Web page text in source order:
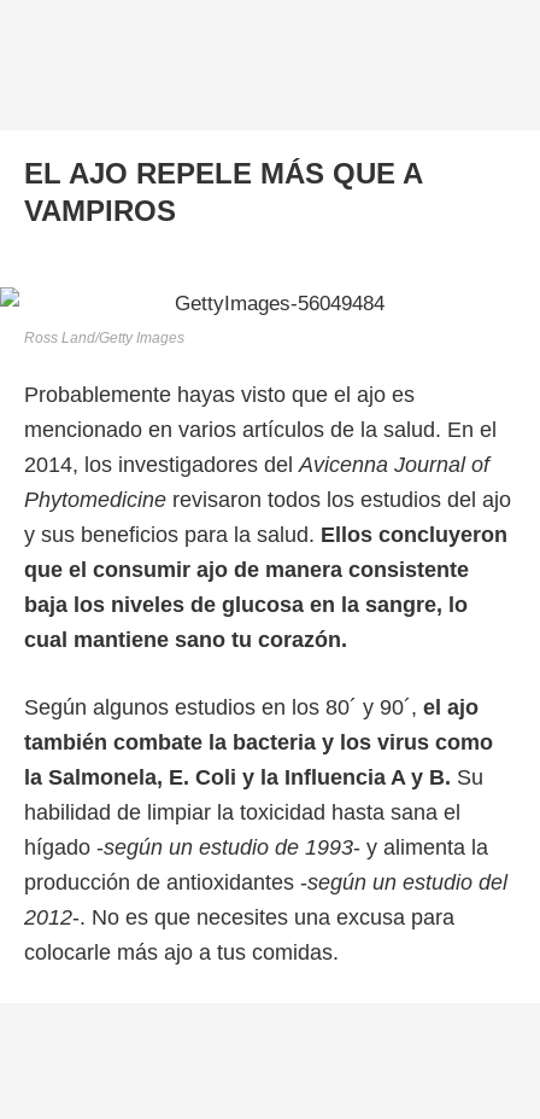
EL AJO REPELE MÁS QUE A
VAMPIROS
Ross Land/Getty Images
Probablemente hayas visto que el ajo es
mencionado en varios artículos de la salud. En el
2014, los investigadores del Avicenna Journal of
Phytomedicine revisaron todos los estudios del ajo
y sus beneficios para la salud. Ellos concluyeron
que el consumir ajo de manera consistente
baja los niveles de glucosa en la sangre, lo
cual mantiene sano tu corazón.
Según algunos estudios en los 80´ y 90´, el ajo
también combate la bacteria y los virus como
la Salmonela, E. Coli y la Influencia A y B. Su
habilidad de limpiar la toxicidad hasta sana el
hígado -según un estudio de 1993- y alimenta la
producción de antioxidantes -según un estudio del
2012-. No es que necesites una excusa para
colocarle más ajo a tus comidas.